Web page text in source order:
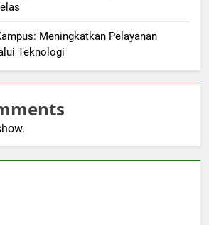
Meningkatkan Pelayanan
Teknologi